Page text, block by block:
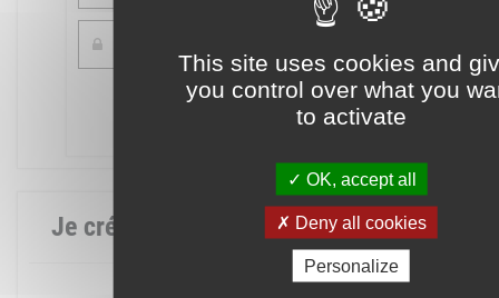
This site uses cookies and
you control over what you
to activate
OK, accept all
Deny all cookies
Personalize
Mot de passe oublié ?
Je crée mon compte